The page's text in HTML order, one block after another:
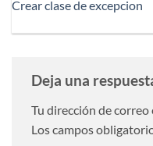
Crear clase de excepcion
Deja una
Tu dirección de
Los campos